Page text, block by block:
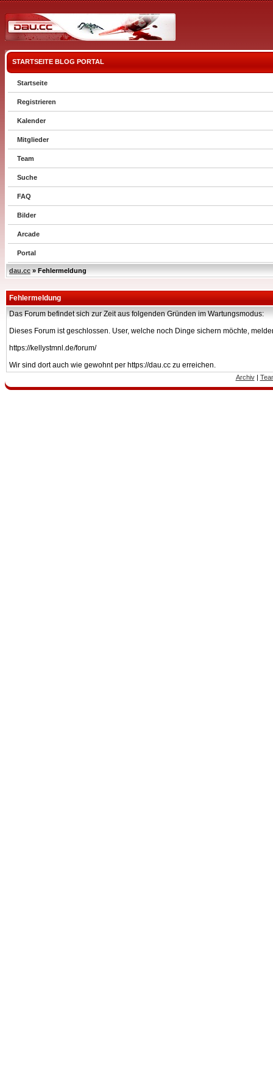
STARTSEITE BLOG PORTAL
Startseite
Registrieren
Kalender
Mitglieder
Team
Suche
FAQ
Bilder
Arcade
Portal
dau.cc » Fehlermeldung
Fehlermeldung
Das Forum befindet sich zur Zeit aus folgenden Gründen im Wartungsmodus:
Dieses Forum ist geschlossen. User, welche noch Dinge sichern möchte,
https://kellystmnl.de/forum/
Wir sind dort auch wie gewohnt per https://dau.cc zu erreichen.
Archiv|